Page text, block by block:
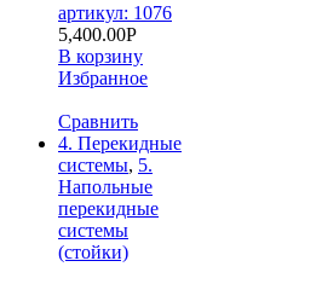
артикул: 1076
5,400.00Р
В корзину
Избранное
Сравнить
4. Перекидные
системы, 5.
Напольные
перекидные
системы
(стойки)